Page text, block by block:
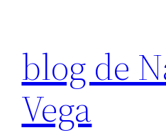
contenido
blog de
Vega